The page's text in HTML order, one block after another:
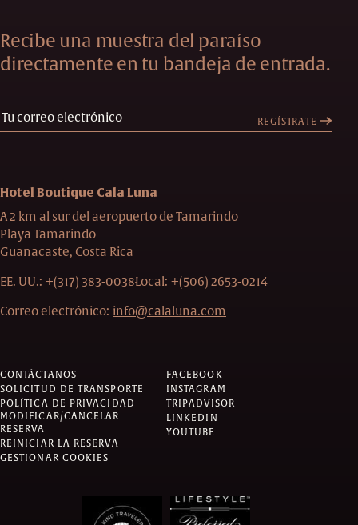
Recibe una muestra del paraíso
directamente en tu bandeja de entrada.
REGÍSTRATE
Hotel Boutique Cala Luna
A 2 km al sur del aeropuerto de Tamarindo
Playa Tamarindo
Guanacaste, Costa Rica
EE. UU.: +(317) 383-0038Local: +(506) 2653-0214
Correo electrónico: info@calaluna.com
CONTÁCTANOS
SOLICITUD DE TRANSPORTE
POLÍTICA DE PRIVACIDAD
MODIFICAR/CANCELAR
RESERVA
REINICIAR LA RESERVA
GESTIONAR COOKIES
FACEBOOK
INSTAGRAM
TRIPADVISOR
LINKEDIN
YOUTUBE